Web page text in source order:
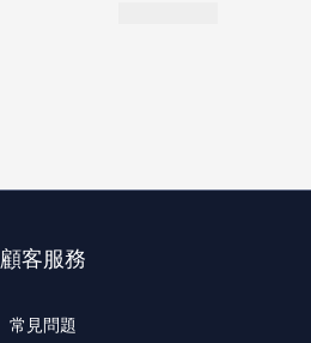
顧客服務
常見問題